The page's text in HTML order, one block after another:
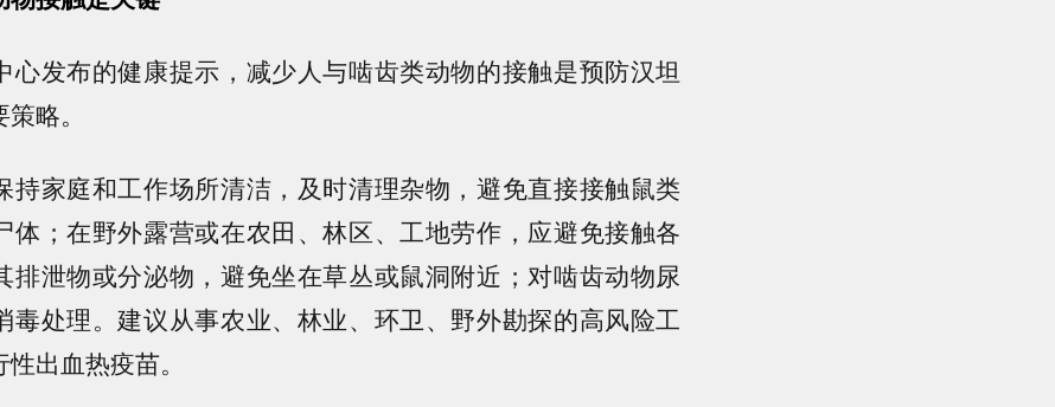
心发布的健康提示，减少人与啮齿类动物的接触是预防汉坦
略。
持家庭和工作场所清洁，及时清理杂物，避免直接接触鼠类
体；在野外露营或在农田、林区、工地劳作，应避免接触各
排泄物或分泌物，避免坐在草丛或鼠洞附近；对啮齿动物尿
毒处理。建议从事农业、林业、环卫、野外勘探的高风险工
出血热疫苗。